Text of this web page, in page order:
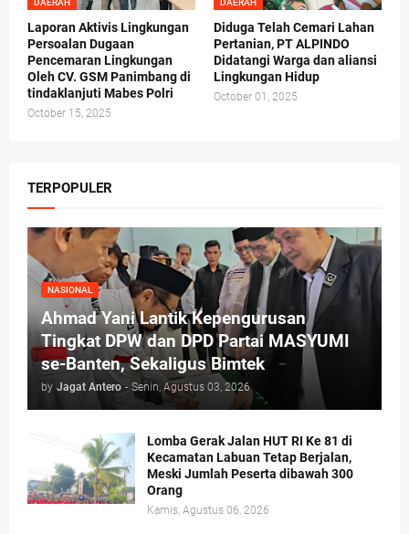
DAERAH
Laporan Aktivis Lingkungan
Persoalan Dugaan
Pencemaran Lingkungan
Oleh CV. GSM Panimbang di
tindaklanjuti Mabes Polri
October 15, 2025
DAERAH
Diduga Telah Cemari Lahan
Pertanian, PT ALPINDO
Didatangi Warga dan aliansi
Lingkungan Hidup
October 01, 2025
TERPOPULER
NASIONAL
Ahmad Yani Lantik Kepengurusan
Tingkat DPW dan DPD Partai MASYUMI
se-Banten, Sekaligus Bimtek
by Jagat Antero - Senin, Agustus 03, 2026
Lomba Gerak Jalan HUT RI Ke 81 di
Kecamatan Labuan Tetap Berjalan,
Meski Jumlah Peserta dibawah 300
Orang
Kamis, Agustus 06, 2026